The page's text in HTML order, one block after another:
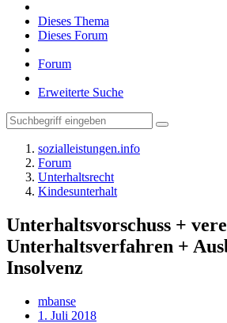
Dieses Thema
Dieses Forum
Forum
Erweiterte Suche
sozialleistungen.info
Forum
Unterhaltsrecht
Kindesunterhalt
Unterhaltsvorschuss +
Unterhaltsverfahren +
Insolvenz
mbanse
1. Juli 2018